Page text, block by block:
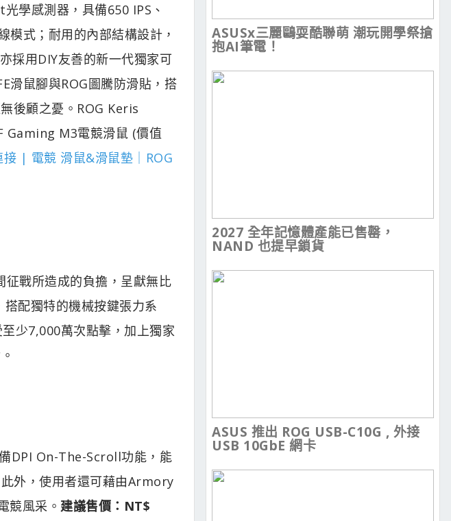
學感測器，具備650 IPS、
式；耐用的內部結構設計，
採用DIY友善的新一代獨家可
滑鼠腳與ROG圖騰防滑貼，搭
後顧之憂。ROG Keris
Gaming M3電競滑鼠 (價值
| 電競 滑鼠&滑鼠墊｜ROG
戰所造成的負擔，呈獻無比
配獨特的機械按鍵張力系
少7,000萬次點擊，加上獨家
DPI On-The-Scroll功能，能
外，使用者還可藉由Armory
競風采。 建議售價：NT$
ASUSx三麗鷗耍酷聯萌 潮玩開學祭搶
抱AI筆電！
2027 全年記憶體產能已售罄，
NAND 也提早鎖貨
ASUS 推出 ROG USB-C10G , 外接
USB 10GbE 網卡